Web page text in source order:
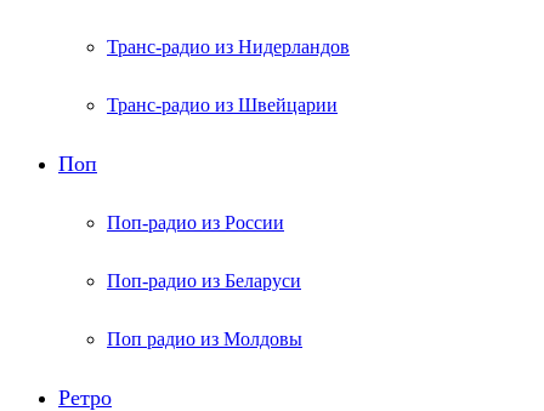
Транс-радио из Нидерландов
Транс-радио из Швейцарии
Поп
Поп-радио из России
Поп-радио из Беларуси
Поп радио из Молдовы
Ретро